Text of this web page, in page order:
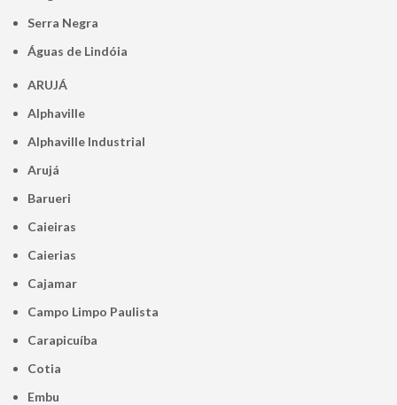
Serra Negra
Águas de Lindóia
ARUJÁ
Alphaville
Alphaville Industrial
Arujá
Barueri
Caieiras
Caierias
Cajamar
Campo Limpo Paulista
Carapicuíba
Cotia
Embu